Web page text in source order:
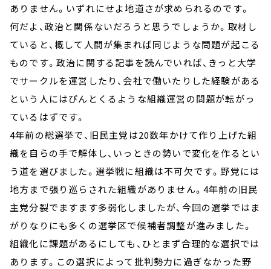
ありません。いずれにせよ地道さが求められるのです。
何だよ、政治と関係ないだろうと思うでしょうか。取材し
ていると、概して人間が集まれば同じような問題が起こる
ものです。政治に関する記事を読んでいれば、きっと大学
でサークルを運営したり、会社で働いたりした経験がある
という人にはぴんとくるような組織運営の問題が転がっ
ているはずです。
4年前の総選挙で、旧民主党は20数年かけて作り上げた組
織を自らの手で解体し、いっときの勢いで変化を作るとい
う道を選びました。選挙戦に組織は不可欠です。野党には
地方まで張り巡らされた組織がありません。4年前の旧民
主党分裂でますます多弱化しましたが、今回の選挙ではま
がりなりにも多くの選挙区で候補者調整が進みました。
組織化に課題があるにしても、ひとまず合理的な選択では
あります。この選択によって批判勢力に過ぎなかった野